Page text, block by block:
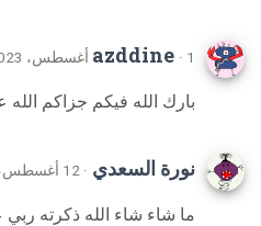
azddine · 1 أغسطس، 2023 في 10:19 م
بارك الله فيكم جزاكم الله
نورة السعدي · 12 أغسطس، 2023 في 10:41 م
ما شاء شاء الله ذكرته ربي